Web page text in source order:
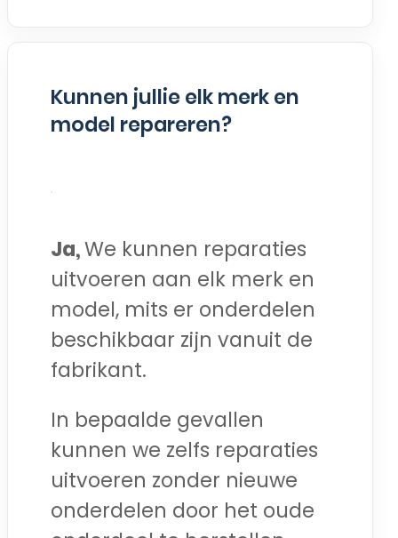
Kunnen jullie elk merk en
model repareren?
Ja,We kunnen reparaties
uitvoeren aan elk merk en
model, mits er onderdelen
beschikbaar zijn vanuit de
fabrikant.
In bepaalde gevallen
kunnen we zelfs reparaties
uitvoeren zonder nieuwe
onderdelen door het oude